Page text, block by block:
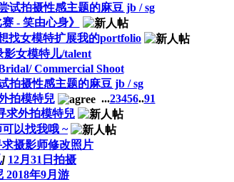
试拍摄性感主题的麻豆 jb / sg
- 笑由心身》
找女模特扩展我的portfolio
影女模特儿/talent
Commercial Shoot
拍摄性感主题的麻豆 jb / sg
拍模特兒 ...23456..91
求外拍模特兒
以找我哦 ~
求摄影师修改照片
] 12月31日拍摄
2018年9月游